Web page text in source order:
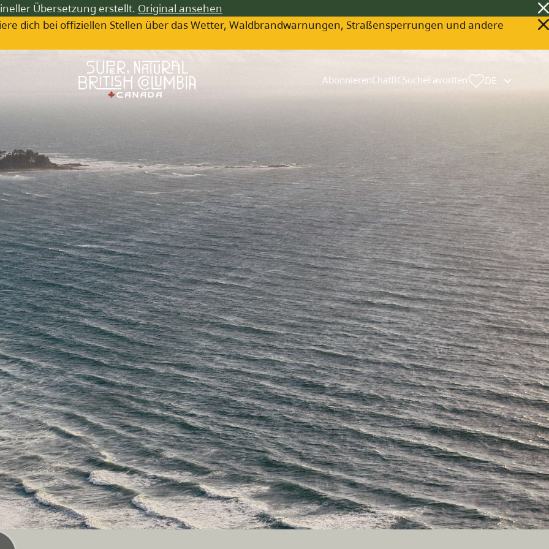
Übersetzung erstellt. Original ansehen
dich bei offiziellen Stellen über das Wetter, Waldbrandwarnungen, Straßensperrungen und andere
AbonnierenChatBCSucheFavoriten